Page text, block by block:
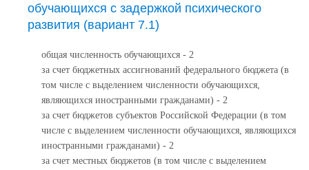
обучающихся с задержкой психического
развития (вариант 7.1)
общая численность обучающихся - 2
за счет бюджетных ассигнований федерального бюджета (в
том числе с выделением численности обучающихся,
являющихся иностранными гражданами) - 2
за счет бюджетов субъектов Российской Федерации (в том
числе с выделением численности обучающихся, являющихся
иностранными гражданами) - 2
за счет местных бюджетов (в том числе с выделением